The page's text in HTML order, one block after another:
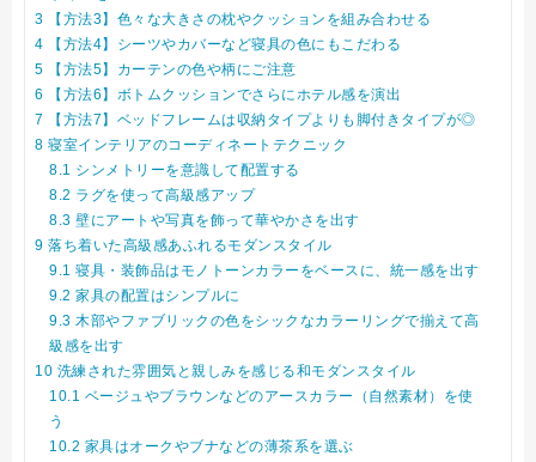
3 【方法3】色々な大きさの枕やクッションを組み合わせる
4 【方法4】シーツやカバーなど寝具の色にもこだわる
5 【方法5】カーテンの色や柄にご注意
6
【方法6】ボトムクッションでさらにホテル感を演出
7
【方法7】ベッドフレームは収納タイプよりも脚付きタイプが◎
8 寝室インテリアのコーディネートテクニック
8.1 シンメトリーを意識して配置する
8.2 ラグを使って高級感アップ
8.3 壁にアートや写真を飾って華やかさを出す
9 落ち着いた高級感あふれるモダンスタイル
9.1 寝具・装飾品はモノトーンカラーをベースに、統一感を出す
9.2 家具の配置はシンプルに
9.3 木部やファブリックの色をシックなカラーリングで揃えて高
級感を出す
10 洗練された雰囲気と親しみを感じる和モダンスタイル
10.1 ベージュやブラウンなどのアースカラー（自然素材）を使
う
10.2 家具はオークやブナなどの薄茶系を選ぶ